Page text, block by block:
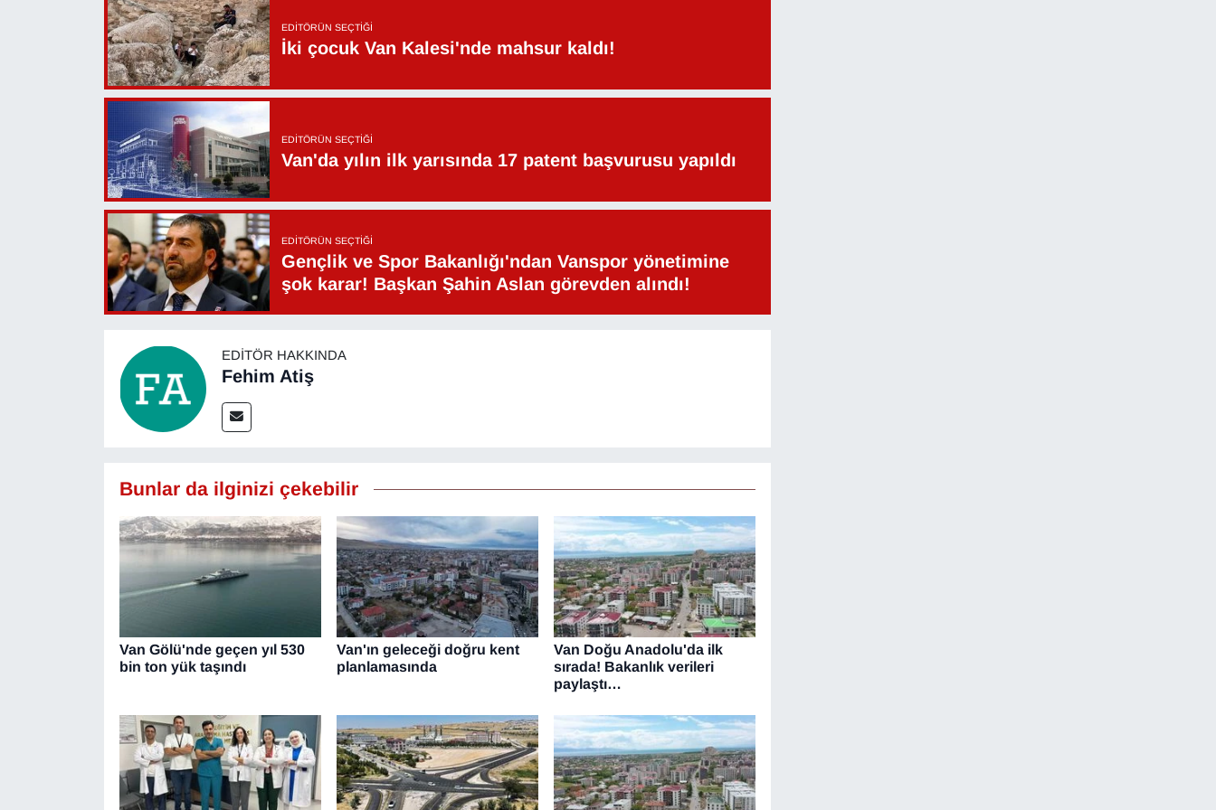
EDITÖRÜN SEÇTIĞI
İki çocuk Van Kalesi'nde mahsur kaldı!
EDITÖRÜN SEÇTIĞI
Van'da yılın ilk yarısında 17 patent başvurusu yapıldı
EDITÖRÜN SEÇTIĞI
Gençlik ve Spor Bakanlığı'ndan Vanspor yönetimine
şok karar! Başkan Şahin Aslan görevden alındı!
EDITÖR HAKKINDA
Fehim Atiş
Bunlar da ilginizi çekebilir
Van Gölü'nde geçen yıl 530
bin ton yük taşındı
Van'ın geleceği doğru kent
planlamasında
Van Doğu Anadolu'da ilk
sırada! Bakanlık verileri
paylaştı…